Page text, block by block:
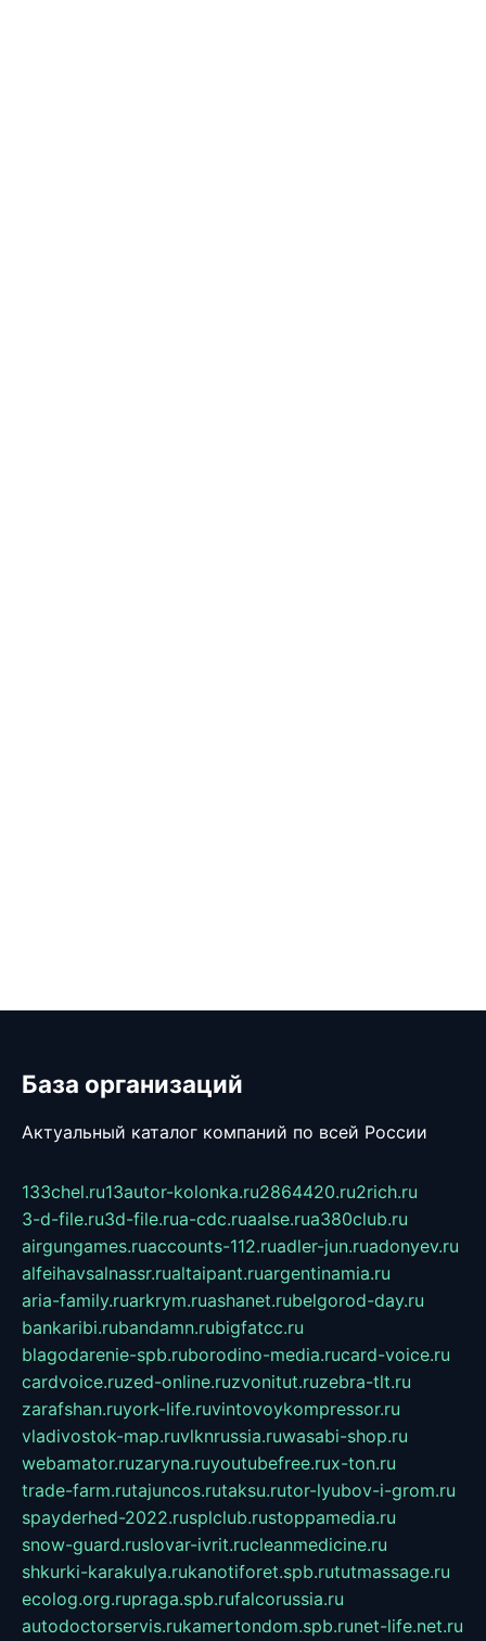
База организаций
Актуальный каталог компаний по всей России
133chel.ru13autor-kolonka.ru2864420.ru2rich.ru
3-d-file.ru3d-file.rua-cdc.ruaalse.rua380club.ru
airgungames.ruaccounts-112.ruadler-jun.ruadonyev.ru
alfeihavsalnassr.rualtaipant.ruargentinamia.ru
aria-family.ruarkrym.ruashanet.rubelgorod-day.ru
bankaribi.rubandamn.rubigfatcc.ru
blagodarenie-spb.ruborodino-media.rucard-voice.ru
cardvoice.ruzed-online.ruzvonitut.ruzebra-tlt.ru
zarafshan.ruyork-life.ruvintovoykompressor.ru
vladivostok-map.ruvlknrussia.ruwasabi-shop.ru
webamator.ruzaryna.ruyoutubefree.rux-ton.ru
trade-farm.rutajuncos.rutaksu.rutor-lyubov-i-grom.ru
spayderhed-2022.rusplclub.rustoppamedia.ru
snow-guard.ruslovar-ivrit.rucleanmedicine.ru
shkurki-karakulya.rukanotiforet.spb.rututmassage.ru
ecolog.org.rupraga.spb.rufalcorussia.ru
autodoctorservis.rukamertondom.spb.runet-life.net.ru